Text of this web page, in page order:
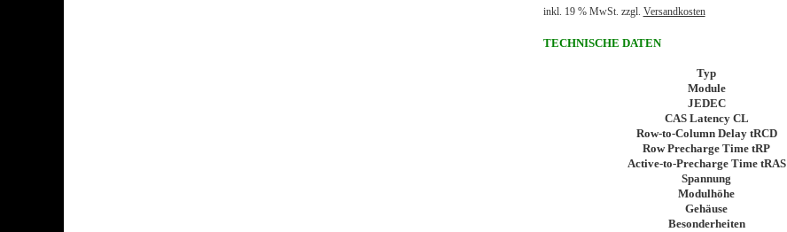
inkl. 19 % MwSt. zzgl. Versandkosten
TECHNISCHE DATEN
Typ
Module
JEDEC
CAS Latency CL
Row-to-Column Delay tRCD
Row Precharge Time tRP
Active-to-Precharge Time tRAS
Spannung
Modulhöhe
Gehäuse
Besonderheiten